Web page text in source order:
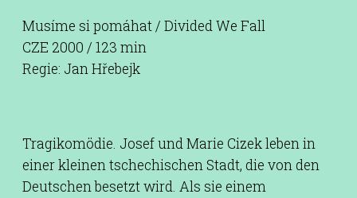
Musíme si pomáhat / Divided We Fall
CZE 2000 / 123 min
Regie: Jan Hřebejk
Tragikomödie. Josef und Marie Cizek leben in
einer kleinen tschechischen Stadt, die von den
Deutschen besetzt wird. Als sie einem